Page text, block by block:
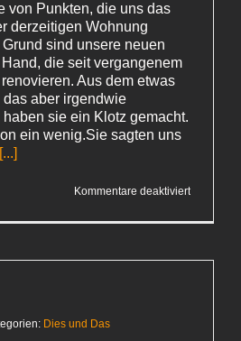
von Punkten, die uns das
derzeitigen Wohnung
sind unsere neuen
die seit vergangenem
Aus dem etwas
aber irgendwie
sie ein Klotz gemacht.
ein wenig.Sie sagten uns
[...]
Kommentare deaktiviertfür
Dies und Das